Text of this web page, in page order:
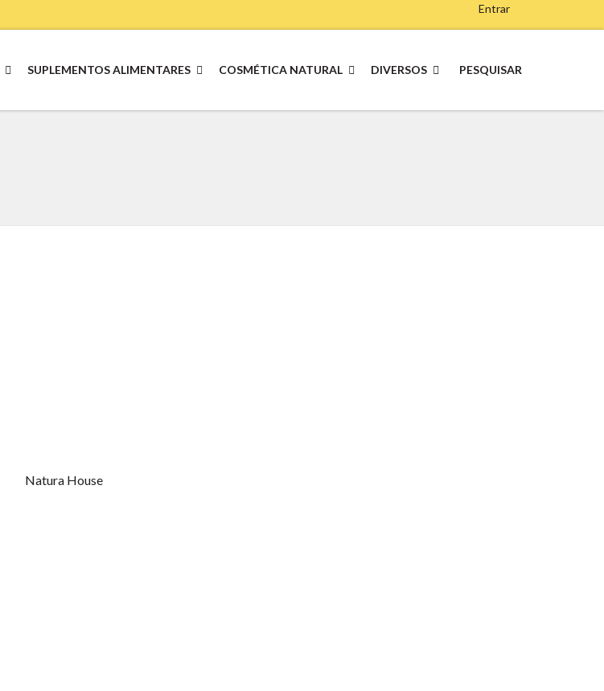
Entrar
SUPLEMENTOS ALIMENTARES COSMÉTICA NATURAL DIVERSOS PESQUISAR
Natura House